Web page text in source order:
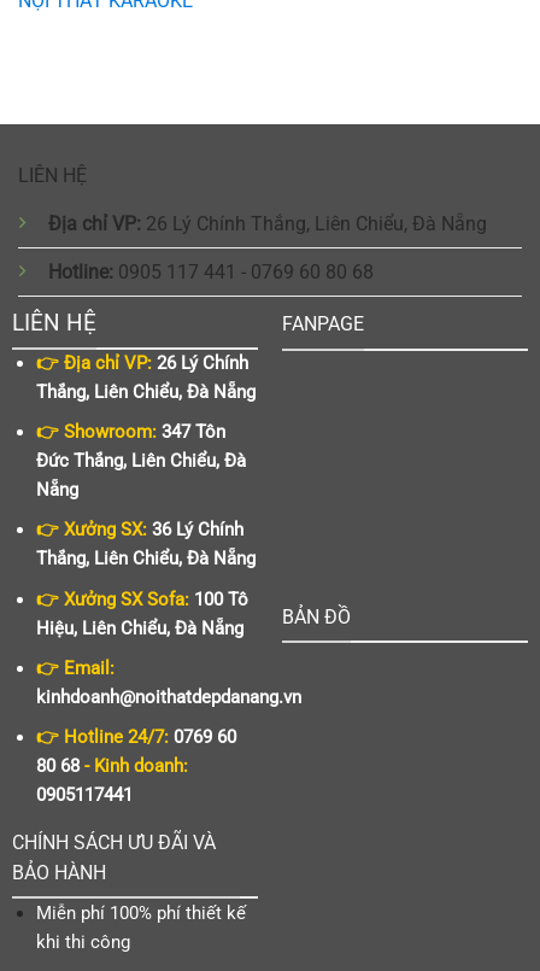
LIÊN HỆ
Địa chỉ VP: 26 Lý Chính Thắng, Liên Chiểu, Đà Nẵng
Hotline: 0905 117 441 - 0769 60 80 68
LIÊN HỆ
👉 Địa chỉ VP:26 Lý Chính
Thắng, Liên Chiểu, Đà Nẵng
👉 Showroom:347 Tôn
Đức Thắng, Liên Chiểu, Đà
Nẵng
👉 Xưởng SX:36 Lý Chính
Thắng, Liên Chiểu, Đà Nẵng
👉 Xưởng SX Sofa:100 Tô
Hiệu, Liên Chiểu, Đà Nẵng
👉 Email:
kinhdoanh@noithatdepdanang.vn
👉 Hotline 24/7:0769 60
80 68- Kinh doanh:
0905117441
CHÍNH SÁCH ƯU ĐÃI VÀ
BẢO HÀNH
Miễn phí 100% phí thiết kế
khi thi công
FANPAGE
BẢN ĐỒ